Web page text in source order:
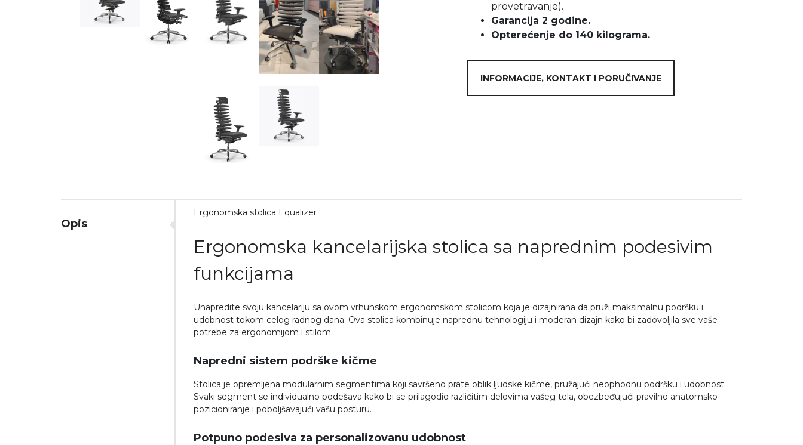
provetravanje).
Garancija 2 godine.
Opterećenje do 140 kilograma.
INFORMACIJE, KONTAKT I PORUČIVANJE
Opis
Ergonomska stolica Equalizer
Ergonomska kancelarijska stolica sa naprednim podesivim
funkcijama
Unapredite svoju kancelariju sa ovom vrhunskom ergonomskom stolicom koja je dizajnirana da pruži maksimalnu podršku i
udobnost tokom celog radnog dana. Ova stolica kombinuje naprednu tehnologiju i moderan dizajn kako bi zadovoljila sve vaše
potrebe za ergonomijom i stilom.
Napredni sistem podrške kičme
Stolica je opremljena modularnim segmentima koji savršeno prate oblik ljudske kičme, pružajući neophodnu podršku i udobnost.
Svaki segment se individualno podešava kako bi se prilagodio različitim delovima vašeg tela, obezbeđujući pravilno anatomsko
pozicioniranje i poboljšavajući vašu posturu.
Potpuno podesiva za personalizovanu udobnost